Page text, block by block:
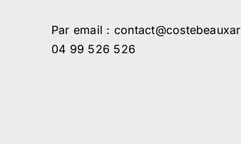
Par email :
04 99 526 526